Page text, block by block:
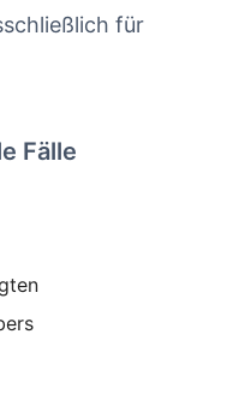
für
Fälle